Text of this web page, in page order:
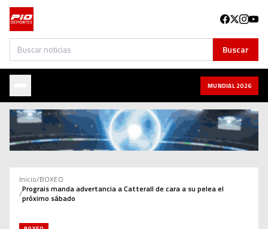
Buscar Buscar
MUNDIAL 2026
Inicio/BOXEO
/Prograis manda advertancia a Catterall de cara a su pelea el
próximo sábado